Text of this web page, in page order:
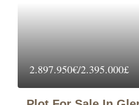
2.897.950€/2.395.000£